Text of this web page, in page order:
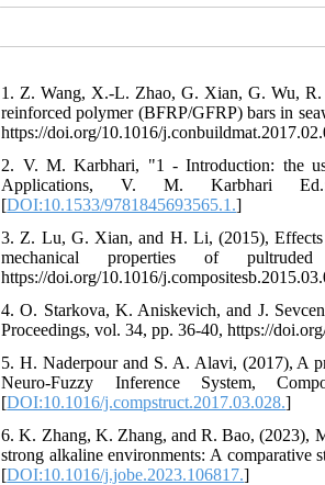
1. Z. Wang, X.-L. Zhao, G. Xian, G. Wu, R.
reinforced polymer (BFRP/GFRP) bars in
https://doi.org/10.1016/
2. V. M. Karbhari, "1 - Introduction: the
Applications, V. M. Karbhari Ed.:
[DOI:10.1533/9781845693565.1.]
3. Z. Lu, G. Xian, and H. Li, (2015), Effects
mechanical properties of
https://doi.org/10.1016/
4. O. Starkova, K. Aniskevich, and J.
Proceedings, vol. 34, pp. 36-40, https://
5. H. Naderpour and S. A. Alavi, (2017), A
Neuro-Fuzzy Inference System,
[DOI:10.1016/j.compstruct.2017.03.028.]
6. K. Zhang, K. Zhang, and R. Bao, (2023),
strong alkaline environments: A
[DOI:10.1016/j.jobe.2023.106817.]